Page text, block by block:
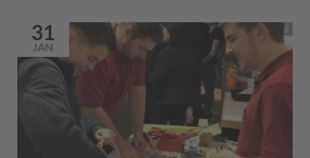
Ausbildung
wert
wie
Studium
31
JAN